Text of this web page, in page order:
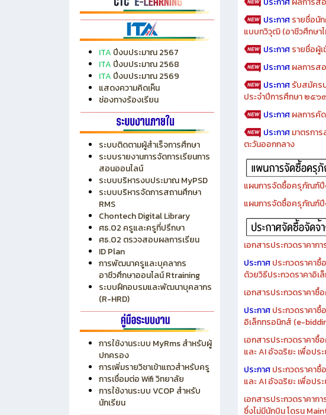
ITA ปีงบประมาณ 2567
ITA ปีงบประมาณ 2568
ITA ปีงบประมาณ 2569
แสดงความคิดเห็น
ช่องทางร้องเรียน
ระบบติดตามผู้สำเร็จการศึกษา
ระบบรายงานการจัดการเรียนการ
สอนออนไลน์
ระบบบริหารงบประมาณ MyPSD
ระบบบริหารจัดการสถานศึกษา
RMS
Chontech Digital Library
ศธ.02 ครูและครูที่ปรึกษา
ศธ.02 ตรวจสอบผลการเรียน
ID Plan
การพัฒนาครูและบุคลากร
อาชีวศึกษาออนไลน์ Rtraining
ระบบฝึกอบรมและพัฒนาบุคลากร
(R-HRD)
การใช้งานระบบ MyRms สำหรับผู้
ปกครอง
การเพิ่มรายวิชาเข้าแถวสำหรับครู
การเชื่อมต่อ Wifi วิทยาลัย
การใช้งานระบบ VCOP สำหรับ
นักเรียน
ประกาศรายชื่อนั
แบบทวิวุฒิ (อาชีวศึกษา
ประกาศรายชื่อผู้
ประกาศผลการส
ประกาศรับสมัคร
ประจำปีการศึกษา ๒๕๖
ประกาศผลการคั
ประกาศมาตรกา
ตะวันออกกลาง
แผนการจัดซื้อครุภัณฑ์
แผนการจัดซื้อครุภัณฑ์
เอกสารประกวดราคา
ประกาศประกวดราคา
ด้วยวิธีประกวดราคาอิ
เอกสารประกวดราคา
ประกาศประกวดราคา
อิเล็กทรอนิกส์ (e-
เอกสารประกวดราคา
และ AI อัจฉริยะ เพื่อป
ประกาศประกวดราคา
และ AI อัจฉริยะ เพื่อป
เอกสารประกวดราคา
ซึ่งไม่มีนักบิน โดรน